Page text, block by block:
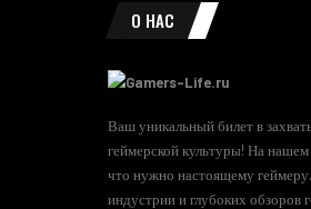
О НАС
Ваш уникальный билет в
геймерской культуры! На
что нужно настоящему
индустрии и глубоких обзоров